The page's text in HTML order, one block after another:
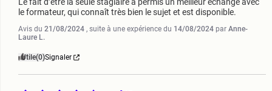
Le fait d’être la seule stagiaire a permis un meilleur échange avec
le formateur, qui connaît très bien le sujet et est disponible.
Avis du 21/08/2024 , suite à une expérience du 14/08/2024 par Anne-
Laure L.
Utile(0)Signaler